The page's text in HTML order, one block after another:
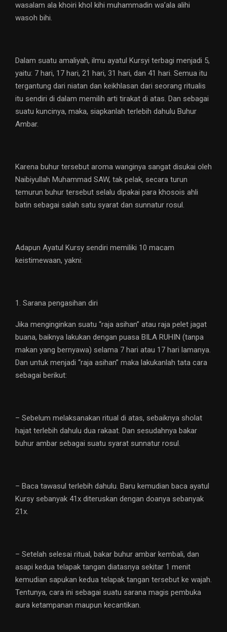
wasalam ala khoiri khol kihi muhammadin wa’ala alihi
wasoh bihi.
Dalam suatu amaliyah, ilmu ayatul Kursyi terbagi menjadi 5,
yaitu: 7 hari, 17 hari, 21 hari, 31 hari, dan 41 hari. Semua itu
tergantung dari niatan dan keikhlasan dari seorang ritualis
itu sendiri di dalam memilih arti tirakat di atas. Dan sebagai
suatu kuncinya, maka, siapkanlah terlebih dahulu Buhur
Ambar.
Karena buhur tersebut aroma wanginya sangat disukai oleh
Naibiyullah Muhammad SAW, tak pelak, secara turun
temurun buhur tersebut selalu dipakai para khosois ahli
batin sebagai salah satu syarat dan sunnatur rosul.
Adapun Ayatul Kursy sendiri memiliki 10 macam
keistimewaan, yakni:
1. Sarana pengasihan diri
Jika menginginkan suatu “raja asihan” atau raja pelet jagat
buana, baiknya lakukan dengan puasa BILA RUHIN (tanpa
makan yang bernyawa) selama 7 hari atau 17 hari lamanya.
Dan untuk menjadi “raja asihan” maka lakukanlah tata cara
sebagai berikut:
– Sebelum melaksanakan ritual di atas, sebaiknya sholat
hajat terlebih dahulu dua rakaat. Dan sesudahnya bakar
buhur ambar sebagai suatu syarat sunnatur rosul.
– Baca tawasul terlebih dahulu. Baru kemudian baca ayatul
Kursy sebanyak 41x diteruskan dengan doanya sebanyak
21x.
– Setelah selesai ritual, bakar buhur ambar kembali, dan
asapi kedua telapak tangan diatasnya sekitar 1 menit
kemudian sapukan kedua telapak tangan tersebut ke wajah.
Tentunya, cara ini sebagai suatu sarana magis pembuka
aura ketampanan maupun kecantikan.